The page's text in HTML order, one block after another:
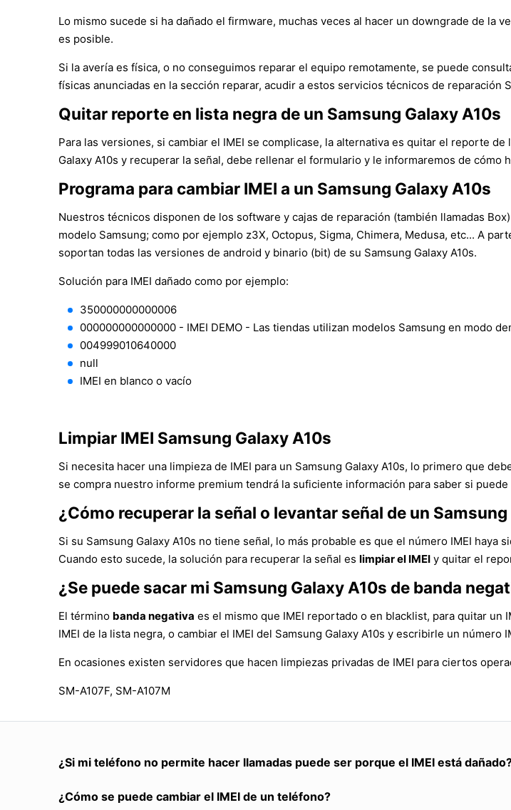
Lo mismo sucede si ha dañado el firmware, muchas veces al hacer un downgrade de la
es posible.
Si la avería es física, o no conseguimos reparar el equipo remotamente, se puede
físicas anunciadas en la sección reparar, acudir a estos servicios técnicos de reparación
Quitar reporte en lista negra de un Samsung Galaxy A10s
Para las versiones, si cambiar el IMEI se complicase, la alternativa es quitar el reporte
Galaxy A10s y recuperar la señal, debe rellenar el formulario y le informaremos de
Programa para cambiar IMEI a un Samsung Galaxy A10s
Nuestros técnicos disponen de los software y cajas de reparación (también llamadas
modelo Samsung; como por ejemplo z3X, Octopus, Sigma, Chimera, Medusa, etc... A
soportan todas las versiones de android y binario (bit) de su Samsung Galaxy A10s.
Solución para IMEI dañado como por ejemplo:
350000000000006
000000000000000 - IMEI DEMO - Las tiendas utilizan modelos Samsung en modo
004999010640000
null
IMEI en blanco o vacío
Limpiar IMEI Samsung Galaxy A10s
Si necesita hacer una limpieza de IMEI para un Samsung Galaxy A10s, lo primero que
se compra nuestro informe premium tendrá la suficiente información para saber si
¿Cómo recuperar la señal o levantar señal de un Samsung
Si su Samsung Galaxy A10s no tiene señal, lo más probable es que el número IMEI haya
Cuando esto sucede, la solución para recuperar la señal es limpiar el IMEI y quitar el
¿Se puede sacar mi Samsung Galaxy A10s de banda
El término banda negativa es el mismo que IMEI reportado o en blacklist, para quitar un
IMEI de la lista negra, o cambiar el IMEI del Samsung Galaxy A10s y escribirle un
En ocasiones existen servidores que hacen limpiezas privadas de IMEI para ciertos
SM-A107F, SM-A107M
¿Si mi teléfono no permite hacer llamadas puede ser porque el IMEI está
¿Cómo se puede cambiar el IMEI de un teléfono?